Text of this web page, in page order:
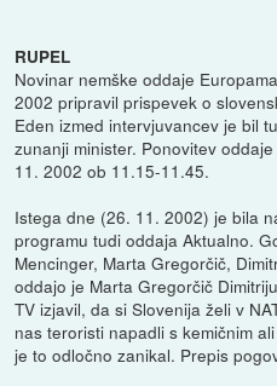
RUPEL
Novinar nemške oddaje
2002 pripravil prispevek o
Eden izmed intervjuvancev je bil
zunanji minister. Ponovitev
11. 2002 ob 11.15-11.45.
Istega dne (26. 11. 2002) je bila
programu tudi oddaja Aktualno.
Mencinger, Marta Gregorčič,
oddajo je Marta Gregorčič
TV izjavil, da si Slovenija želi v
nas teroristi napadli s kemičnim
je to odločno zanikal. Prepis